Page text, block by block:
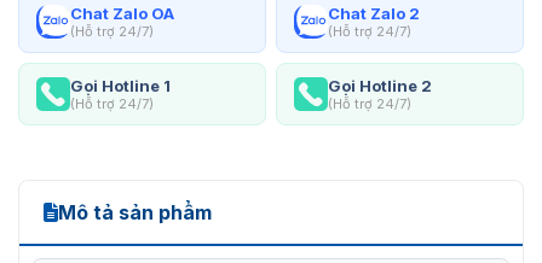
Chat Zalo OA
(Hỗ trợ 24/7)
Chat Zalo 2
(Hỗ trợ 24/7)
Gọi Hotline 1
(Hỗ trợ 24/7)
Gọi Hotline 2
(Hỗ trợ 24/7)
Mô tả sản phẩm